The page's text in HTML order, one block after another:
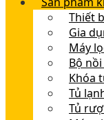
Thiết
Gia
Máy
Bộ
Khóa
Tủ
Tủ